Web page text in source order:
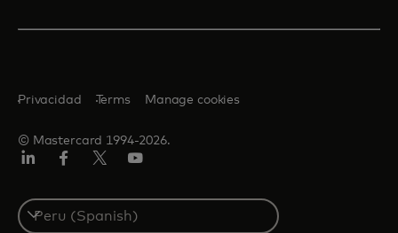
© Mastercard 1994-2026.
Privacidad Terms Manage cookies
Select
a